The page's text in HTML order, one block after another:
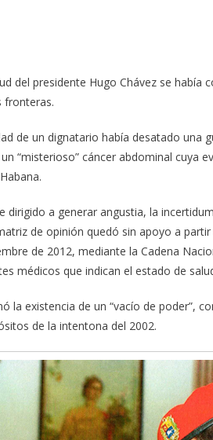
del presidente Hugo Chávez se
fronteras.
de un dignatario había desatado una
“misterioso” cáncer abdominal cuya
a generar angustia, la
de opinión quedó sin apoyo a
de 2012, mediante la Cadena
médicos que indican el estado de
la existencia de un “vacío de poder”,
de la intentona del 2002.